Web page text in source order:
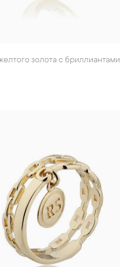
золота с бриллиантами